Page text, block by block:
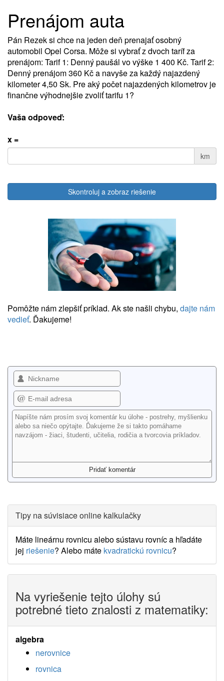
Prenájom auta
Pán Rezek si chce na jeden deň prenajať osobný
automobil Opel Corsa. Môže si vybrať z dvoch taríf za
prenájom: Tarif 1: Denný paušál vo výške 1 400 Kč. Tarif 2:
Denný prenájom 360 Kč a navyše za každý najazdený
kilometer 4,50 Sk. Pre aký počet najazdených kilometrov je
finančne výhodnejšie zvoliť tarifu 1?
Vaša odpoveď:
x =
km
Skontroluj a zobraz riešenie
Pomôžte nám zlepšiť príklad. Ak ste našli chybu, dajte nám
vedieť. Ďakujeme!
Tipy na súvisiace online kalkulačky
Máte lineárnu rovnicu alebo sústavu rovníc a hľadáte
jej riešenie? Alebo máte kvadratickú rovnicu?
Na vyriešenie tejto úlohy sú
potrebné tieto znalosti z matematiky:
algebra
nerovnice
rovnica